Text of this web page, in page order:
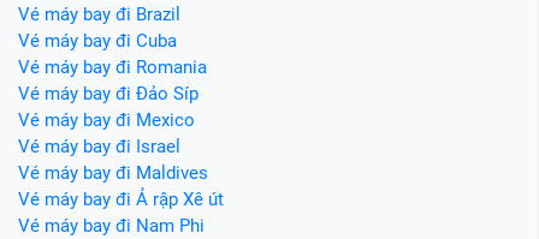
Vé máy bay đi Brazil
Vé máy bay đi Cuba
Vé máy bay đi Romania
Vé máy bay đi Đảo Síp
Vé máy bay đi Mexico
Vé máy bay đi Israel
Vé máy bay đi Maldives
Vé máy bay đi Ả rập Xê út
Vé máy bay đi Nam Phi